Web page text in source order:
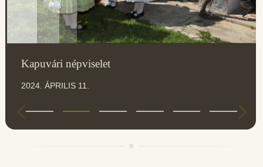
Kapuvári népviselet
2024. ÁPRILIS 11.